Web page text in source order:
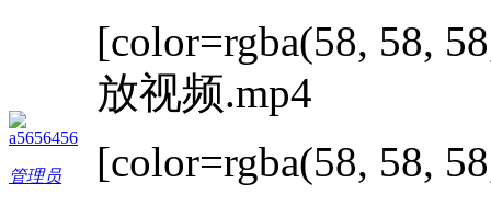
a5656456
管理员
[color=rgba(58, 58,
放视频.mp4
[color=rgba(58, 58,